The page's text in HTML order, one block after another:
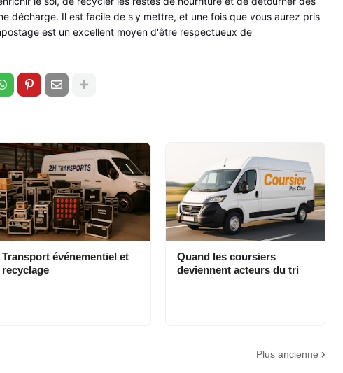
décharge. Il est facile de s'y mettre, et une fois que vous aurez pris
est un excellent moyen d'être respectueux de
Transport événementiel et
recyclage
Quand les coursiers
deviennent acteurs du tri
Plus ancienne